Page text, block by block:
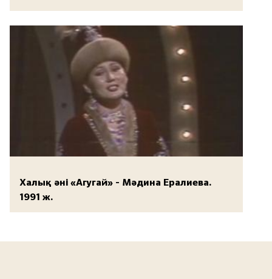
Халық әні «Агугай» - Мәдина Ералиева.
1991 ж.